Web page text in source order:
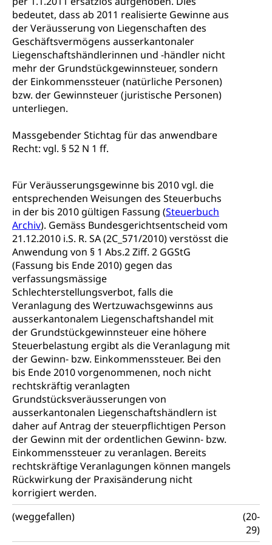
bedeutet, dass ab 2011 realisierte Gewinne aus
der Veräusserung von Liegenschaften des
Geschäftsvermögens ausserkantonaler
Liegenschaftshändlerinnen und -händler nicht
mehr der Grundstückgewinnsteuer, sondern
der Einkommenssteuer (natürliche Personen)
bzw. der Gewinnsteuer (juristische Personen)
unterliegen.
Massgebender Stichtag für das anwendbare
Recht: vgl. § 52 N 1 ff.
Für Veräusserungsgewinne bis 2010 vgl. die
entsprechenden Weisungen des Steuerbuchs
in der bis 2010 gültigen Fassung (Steuerbuch
Archiv). Gemäss Bundesgerichtsentscheid vom
21.12.2010 i.S. R. SA (2C_571/2010) verstösst die
Anwendung von § 1 Abs.2 Ziff. 2 GGStG
(Fassung bis Ende 2010) gegen das
verfassungsmässige
Schlechterstellungsverbot, falls die
Veranlagung des Wertzuwachsgewinns aus
ausserkantonalem Liegenschaftshandel mit
der Grundstückgewinnsteuer eine höhere
Steuerbelastung ergibt als die Veranlagung mit
der Gewinn- bzw. Einkommenssteuer. Bei den
bis Ende 2010 vorgenommenen, noch nicht
rechtskräftig veranlagten
Grundstücksveräusserungen von
ausserkantonalen Liegenschaftshändlern ist
daher auf Antrag der steuerpflichtigen Person
der Gewinn mit der ordentlichen Gewinn- bzw.
Einkommenssteuer zu veranlagen. Bereits
rechtskräftige Veranlagungen können mangels
Rückwirkung der Praxisänderung nicht
korrigiert werden.
(weggefallen)
(20-
29)
Neuorientierung
BIZ Beratungs- und Informationszentrum
für Bildung und Beruf
Berufsmaturität
Zentrum für Brückenangebote
Fach- & Wirtschafts-Mittelschulzentrum FMZ
Gymnasialbildung, Kantonsschulen
Gymnasien & Fachmittelschulen (beruf.lu.ch)
Studienwahl- und Studienbearatung
Fachklasse Grafik
Informatikmittelschule
Wirtschaftsmittelschule
Schulergänzende Betreuung, Logopädie,
Psychomotorik, Schulpsychologie, Schulsozialarbeit,
Heilpädagogik und Sonderschulen
Kantonale Sportcamps
Primarschule
Sekundarschule
Kindergarten & Basisstufe
Sonderschulung
Musikschulen
Schulferien
Früherziehung
Schuldienste
Betreuungsangebote
Schulliste
Heilpädagogische Schulen
Freiwilliger Schulsport
Stipendien und Darlehen
Studienbeihilfe, Stipendien, Ausbildungsdarlehen
Stipendien Universität Luzern unilu
Finanzielle Unterstützung für Ausbildung
Pflege HF oder Studium Pflege FH
Studienbeiträge Höhere Berufsbildung
Finanzielle Unterstützung Pädagogische
Hochschule PHLU
Stipendien Hochschule Luzern hslu
Universität
Technische Hochschule, Studium,
Hochschulstudium, Universitätsstudium,
universitäre Ausbildung, akademische Ausbildung,
Weiterbildung, Forschung, Entwicklung,
Dienstleistungen, Hochschule Luzern,
Fachhochschule Zentralschweiz, HSLU,
Pädagogische Hochschule Luzern, PH Luzern, UniLU,
swissuniversities (Dachorganisation der Schweizer
Hochschulen)
swissuniversities
Universität Luzern
Fachstelle Hochschulbildung
Vorschule
Kindergarten, Kinderkrippe, Krippe, Kinderhort,
Kindertagesstätte, Spielgruppe, Tagesmutter,
Freiwilliges Kindergarten Jahr
Kinderbetreuung
Freiwilliges Kindergarten Jahr
Frühe Sprachförderung
Kindergarten & Basisstufe
Frühe Förderung
Gesundheit und Soziales
Konsumentenschutz
Konsumentenrechte, Produktsicherheit,
Preisüberwachung, Preisüberwacher,
Konsumentenorganisation, parallele Einfuhr,
regionale Erschöpfung, nationale Erschöpfung,
internationale Erschöpfung, Preisabsprache, Kartell,
Cassis-deDijon-Prinzip
Lebensmittelkontrolle und
Krankenversicherung
Unfallversicherung, Berufsunfallversicherung,